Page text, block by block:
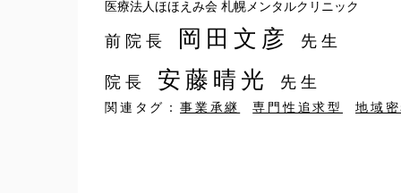
医療法人ほほえみ会 札幌メンタルクリニック
前院長 岡田文彦 先生
院長 安藤晴光 先生
関連タグ： 事業承継 専門性追求型 地域